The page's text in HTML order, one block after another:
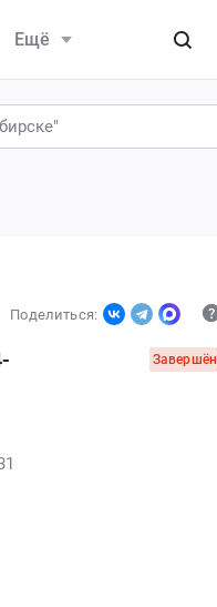
Ещё
Поделиться:
Завершён